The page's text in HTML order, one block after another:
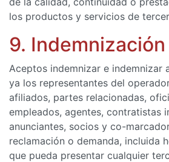
los productos y servicios de
9. Indemnización
Aceptos indemnizar e indemnizar
ya los representantes del
afiliados, partes relacionadas,
empleados, agentes, contratistas
anunciantes, socios y co-
reclamación o demanda, incluida
que pueda presentar cualquier